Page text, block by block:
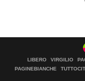
LIBERO VIRGILIO
PAGINEBIANCHE